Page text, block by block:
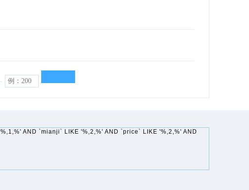
-
AND `mianji` LIKE '%,2,%' AND `price` LIKE '%,2,%' AND